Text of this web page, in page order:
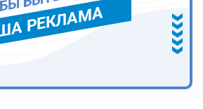
РЕКЛАМА